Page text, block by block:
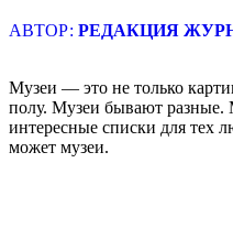
АВТОР: РЕДАКЦИЯ
Музеи — это не только
полу. Музеи бывают разные.
интересные списки для тех
может музеи.